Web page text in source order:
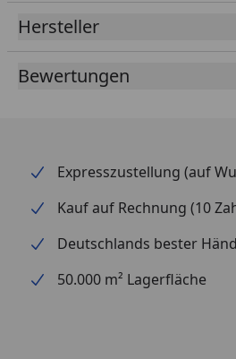
Hersteller
Bewertungen
Expresszustellung (auf
Kauf auf Rechnung (10
Deutschlands bester
50.000 m² Lagerfläche